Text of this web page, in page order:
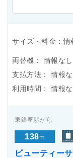
サイズ・料金：情
両替機：
情報なし
支払方法：
情報
利用時間：
情報
東銀座駅から
138m
ビューティー